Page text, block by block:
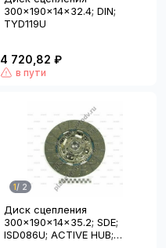
300x190x14x32.4; DIN;
TYD119U
4 720,82 ₽
в пути
1/ 2
Диск сцепления
300x190x14x35.2; SDE;
ISD086U; ACTIVE HUB;